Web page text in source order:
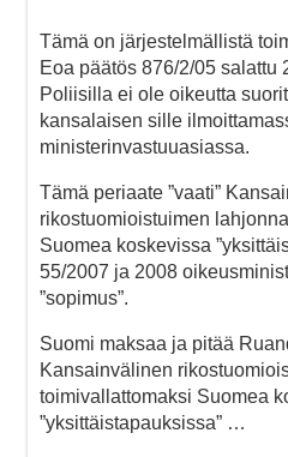
Tämä on järjestelmällistä
Eoa päätös 876/2/05 salattu
Poliisilla ei ole oikeutta
kansalaisen sille
ministerinvastuuasiassa.
Tämä periaate ”vaati”
rikostuomioistuimen
Suomea koskevissa
55/2007 ja 2008
”sopimus”.
Suomi maksaa ja pitää
Kansainvälinen
toimivallattomaksi Suomea
”yksittäistapauksissa” …